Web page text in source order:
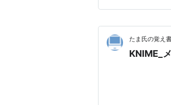
たま氏の覚え
KNIME_